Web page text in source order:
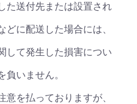
た送付先または設置され
どに配送した場合には、
して発生した損害につい
負いません。
を払っておりますが、